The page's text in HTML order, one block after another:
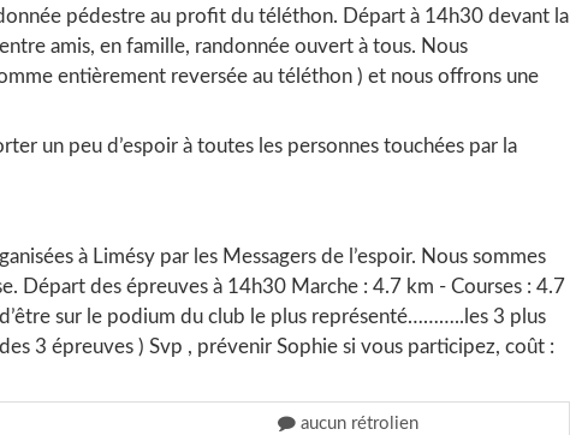
pédestre au profit du téléthon. Départ à 14h30 devant la
amis, en famille, randonnée ouvert à tous. Nous
entièrement reversée au téléthon ) et nous offrons une
un peu d’espoir à toutes les personnes touchées par la
à Limésy par les Messagers de l’espoir. Nous sommes
Départ des épreuves à 14h30 Marche : 4.7 km - Courses : 4.7
sur le podium du club le plus représenté………..les 3 plus
3 épreuves ) Svp , prévenir Sophie si vous participez, coût :
aucun rétrolien